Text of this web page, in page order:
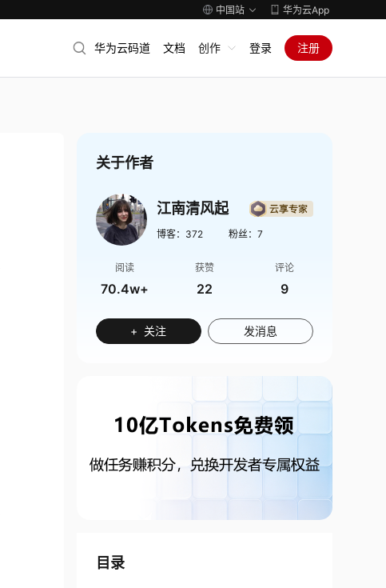
中国站 华为云App
华为云码道 文档 创作 登录 注册
关于作者
江南清风起
博客： 372 粉丝： 7
阅读
70.4w+
获赞
22
评论
9
+ 关注 发消息
目录